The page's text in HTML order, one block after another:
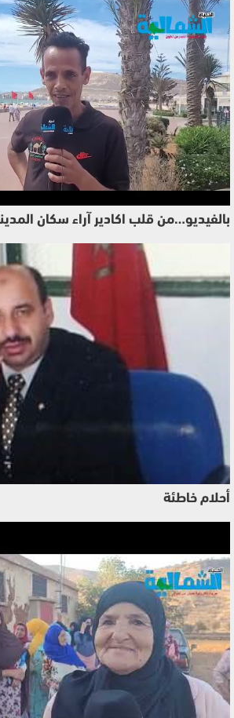
بالفيديو…من قلب اكادير آراء سكان
أحلام خاطئة